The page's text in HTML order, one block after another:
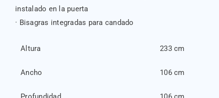
instalado en la puerta
· Bisagras integradas para candado
Altura 233 cm
Ancho 106 cm